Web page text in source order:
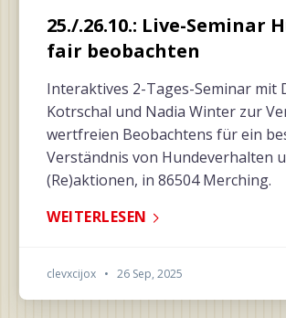
25./.26.10.: Live-Seminar
fair beobachten
Interaktives 2-Tages-Seminar mit
Kotrschal und Nadia Winter zur
wertfreien Beobachtens für ein
Verständnis von Hundeverhalten
(Re)aktionen, in 86504 Merching.
WEITERLESEN
clevxcijox • 26 Sep, 2025